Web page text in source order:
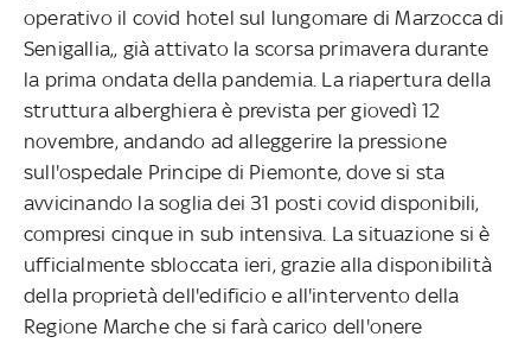
operativo il covid hotel sul lungomare di Marzocca di
Senigallia,, già attivato la scorsa primavera durante
la prima ondata della pandemia. La riapertura della
struttura alberghiera è prevista per giovedì 12
novembre, andando ad alleggerire la pressione
sull'ospedale Principe di Piemonte, dove si sta
avvicinando la soglia dei 31 posti covid disponibili,
compresi cinque in sub intensiva. La situazione si è
ufficialmente sbloccata ieri, grazie alla disponibilità
della proprietà dell'edificio e all'intervento della
Regione Marche che si farà carico dell'onere